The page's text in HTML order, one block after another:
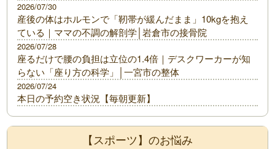
産後の体はホルモンで「靭帯が緩んだまま」10kgを抱え
ている｜ママの不調の解剖学│岩倉市の接骨院
2026/07/30
座るだけで腰の負担は立位の1.4倍｜デスクワーカーが知
らない「座り方の科学」│一宮市の整体
2026/07/28
本日の予約空き状況【毎朝更新】
2026/07/24
【スポーツ】のお悩み